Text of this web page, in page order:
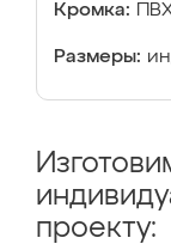
Кромка:
Размеры:
проекту: